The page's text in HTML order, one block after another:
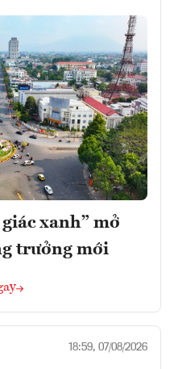
xanh” mở
trưởng mới
18:59, 07/08/2026